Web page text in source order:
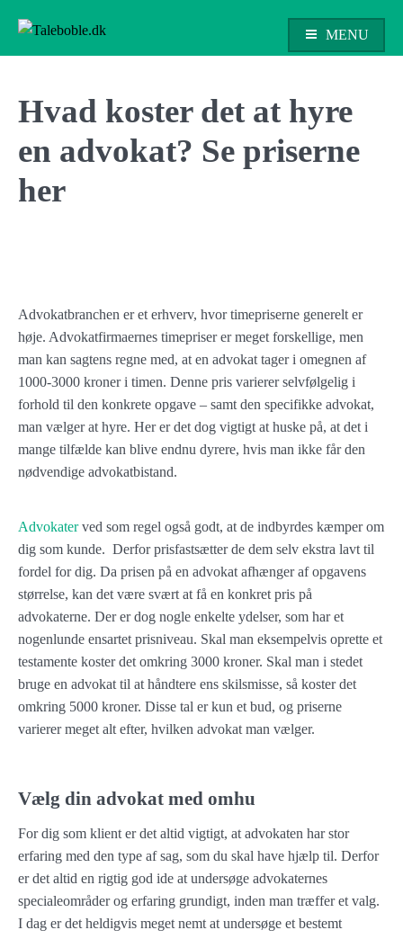
contentTaleboble.dk
MENU
Hvad koster det at hyre
en advokat? Se priserne
her
Advokatbranchen er et erhverv, hvor timepriserne generelt er
høje. Advokatfirmaernes timepriser er meget forskellige, men
man kan sagtens regne med, at en advokat tager i omegnen af
1000-3000 kroner i timen. Denne pris varierer selvfølgelig i
forhold til den konkrete opgave – samt den specifikke advokat,
man vælger at hyre. Her er det dog vigtigt at huske på, at det i
mange tilfælde kan blive endnu dyrere, hvis man ikke får den
nødvendige advokatbistand.
Advokaterved som regel også godt, at de indbyrdes kæmper om
dig som kunde. Derfor prisfastsætter de dem selv ekstra lavt til
fordel for dig. Da prisen på en advokat afhænger af opgavens
størrelse, kan det være svært at få en konkret pris på
advokaterne. Der er dog nogle enkelte ydelser, som har et
nogenlunde ensartet prisniveau. Skal man eksempelvis oprette et
testamente koster det omkring 3000 kroner. Skal man i stedet
bruge en advokat til at håndtere ens skilsmisse, så koster det
omkring 5000 kroner. Disse tal er kun et bud, og priserne
varierer meget alt efter, hvilken advokat man vælger.
Vælg din advokat med omhu
For dig som klient er det altid vigtigt, at advokaten har stor
erfaring med den type af sag, som du skal have hjælp til. Derfor
er det altid en rigtig god ide at undersøge advokaternes
specialeområder og erfaring grundigt, inden man træffer et valg.
I dag er det heldigvis meget nemt at undersøge et bestemt